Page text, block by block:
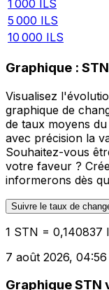
1 000 ILS
5 000 ILS
10 000 ILS
Graphique :
Visualisez
graphique de
de taux moyens
avec précision la
Souhaitez-vous
votre faveur ?
informerons dès
Suivre le taux de
1 STN = 0,140837
7 août 2026,
Graphique STN